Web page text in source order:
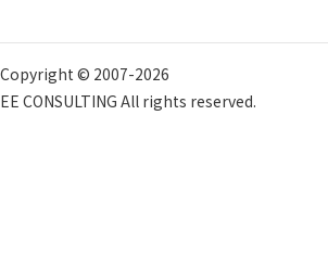
Copyright © 2007-2026
CONSULTING All rights reserved.